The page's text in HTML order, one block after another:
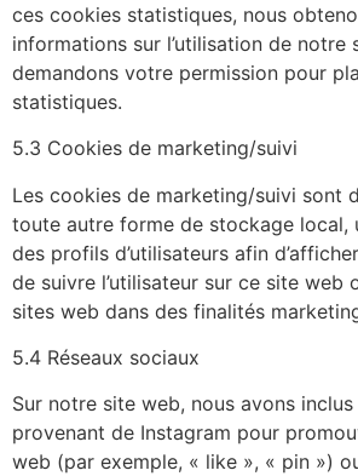
ces cookies statistiques, nous
informations sur l’utilisation de notre
demandons votre permission pour
statistiques.
5.3 Cookies de marketing/suivi
Les cookies de marketing/suivi sont
toute autre forme de stockage local,
des profils d’utilisateurs afin
de suivre l’utilisateur sur ce site web
sites web dans des finalités
5.4 Réseaux sociaux
Sur notre site web, nous avons
provenant de Instagram pour
web (par exemple, « like », « pin »)